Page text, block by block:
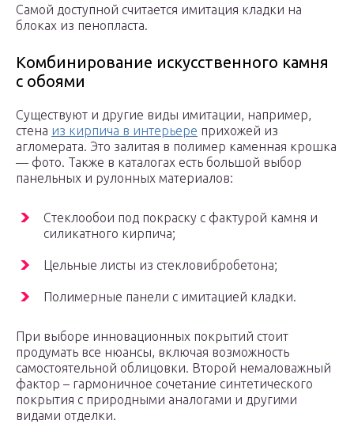
Самой доступной считается имитация кладки на
блоках из пенопласта.
Комбинирование искусственного камня
с обоями
Существуют и другие виды имитации, например,
стена из кирпича в интерьере прихожей из
агломерата. Это залитая в полимер каменная крошка
— фото. Также в каталогах есть большой выбор
панельных и рулонных материалов:
Стеклообои под покраску с фактурой камня и
силикатного кирпича;
Цельные листы из стекловибробетона;
Полимерные панели с имитацией кладки.
При выборе инновационных покрытий стоит
продумать все нюансы, включая возможность
самостоятельной облицовки. Второй немаловажный
фактор – гармоничное сочетание синтетического
покрытия с природными аналогами и другими
видами отделки.